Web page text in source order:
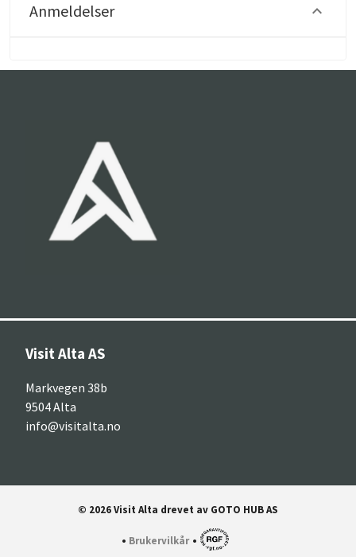
Anmeldelser
Visit Alta AS
Markvegen 38b
9504 Alta
info@visitalta.no
© 2026 Visit Alta drevet av GOTO HUB AS
• Brukervilkår •